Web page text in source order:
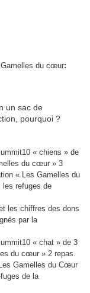
du cœur:
un sac de
pourquoi ?
« chiens » de
du cœur » 3
« Les Gamelles du
les refuges de
les chiffres des dons
par la
« chat » de 3
du cœur » 2 repas.
Gamelles du Cœur
de la